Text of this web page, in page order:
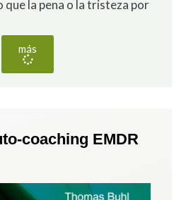
la pena o la tristeza por
más
coaching EMDR